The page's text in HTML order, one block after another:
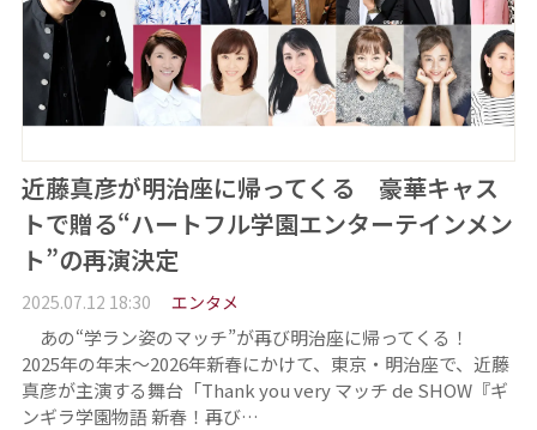
近藤真彦が明治座に帰ってくる 豪華キャス
トで贈る“ハートフル学園エンターテインメン
ト”の再演決定
2025.07.12 18:30 エンタメ
あの“学ラン姿のマッチ”が再び明治座に帰ってくる！
2025年の年末～2026年新春にかけて、東京・明治座で、近藤
真彦が主演する舞台「Thank you very マッチ de SHOW『ギ
ンギラ学園物語 新春！再び…